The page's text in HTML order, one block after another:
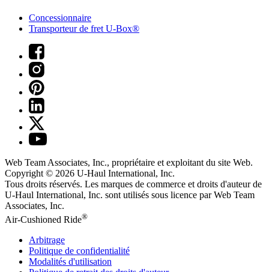
Concessionnaire
Transporteur de fret U-Box®
Web Team Associates, Inc., propriétaire et exploitant du site Web.
Copyright © 2026 U-Haul International, Inc.
Tous droits réservés. Les marques de commerce et droits d'auteur de
U-Haul International, Inc. sont utilisés sous licence par Web Team
Associates, Inc.
Air-Cushioned Ride®
Arbitrage
Politique de confidentialité
Modalités d'utilisation